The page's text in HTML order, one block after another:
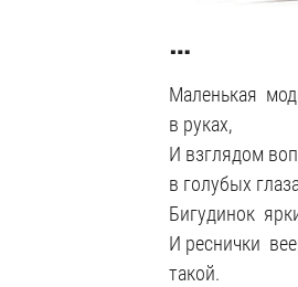
…
Маленькая
в руках,
И взглядом
в голубых
Бигудинок
И реснички
такой.